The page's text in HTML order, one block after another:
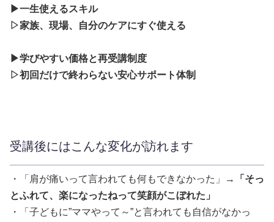
▶一生使えるスキル
▷家族、現場、自分のケアにすぐ使える
▶学びやすい価格と再受講制度
▷初回だけで終わらない安心サポート体制
受講後にはこんな変化が訪れます
・「肩が痛いって言われても何もできなかった」→
「そっ
とふれて、楽になったねって笑顔がこぼれた」
・「子どもに”ママやって～”と言われても自信がなかっ